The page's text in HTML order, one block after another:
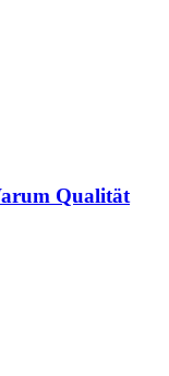
Qualität